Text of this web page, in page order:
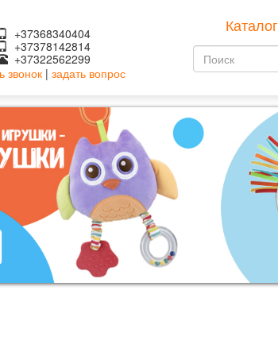
+37368340404
+37378142814
+37322562299
звонок| задать вопрос
Каталог
Форма